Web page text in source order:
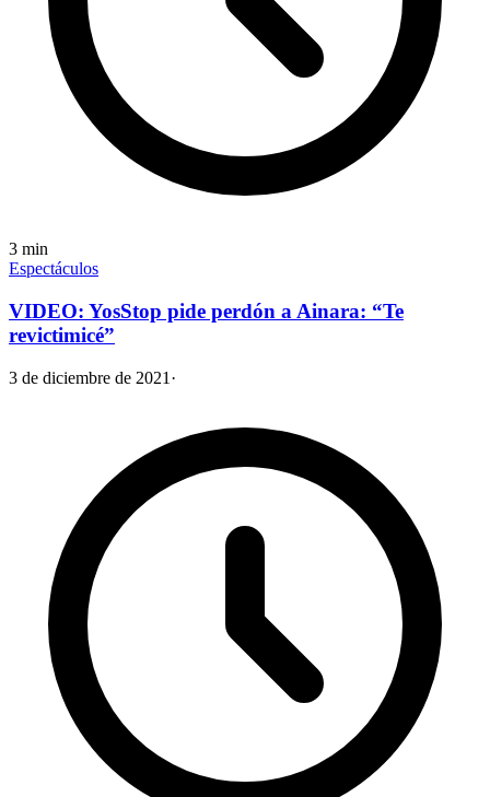
3 min
Espectáculos
VIDEO: YosStop pide perdón a Ainara: “Te
revictimicé”
3 de diciembre de 2021 ·